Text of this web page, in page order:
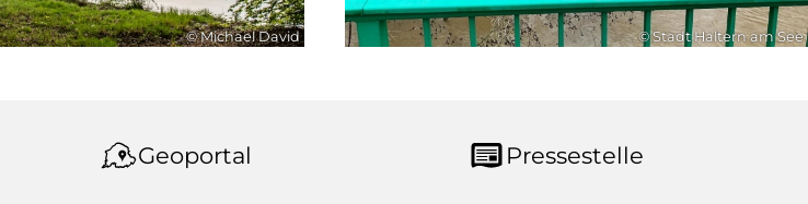
© Michael David © Stadt Haltern am See
Geoportal Pressestelle